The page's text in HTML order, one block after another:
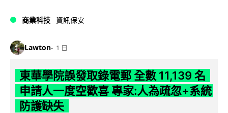
商業科技 資訊保安
Lawton 1 日
東華學院誤發取錄電郵 全數 11,139 名
申請人一度空歡喜 專家:人為疏忽+系統
防護缺失